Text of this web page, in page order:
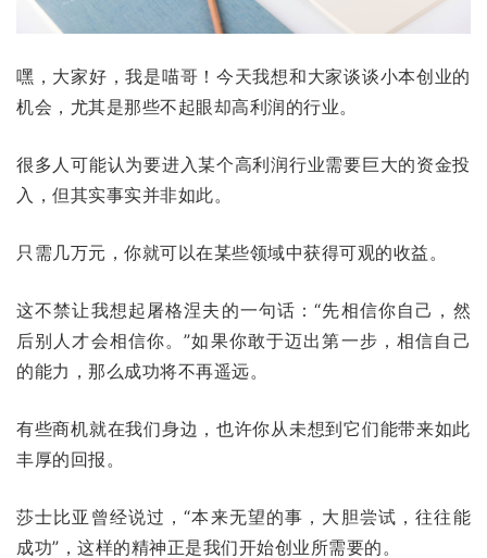
嘿，大家好，我是喵哥！今天我想和大家谈谈小本创业的
机会，尤其是那些不起眼却高利润的行业。
很多人可能认为要进入某个高利润行业需要巨大的资金投
入，但其实事实并非如此。
只需几万元，你就可以在某些领域中获得可观的收益。
这不禁让我想起屠格涅夫的一句话：“先相信你自己，然
后别人才会相信你。”如果你敢于迈出第一步，相信自己
的能力，那么成功将不再遥远。
有些商机就在我们身边，也许你从未想到它们能带来如此
丰厚的回报。
莎士比亚曾经说过，“本来无望的事，大胆尝试，往往能
成功”，这样的精神正是我们开始创业所需要的。